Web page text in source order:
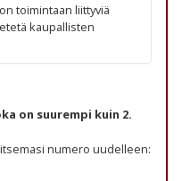
toimintaan liittyviä
kaupallisten
on suurempi kuin 2.
numero uudelleen: